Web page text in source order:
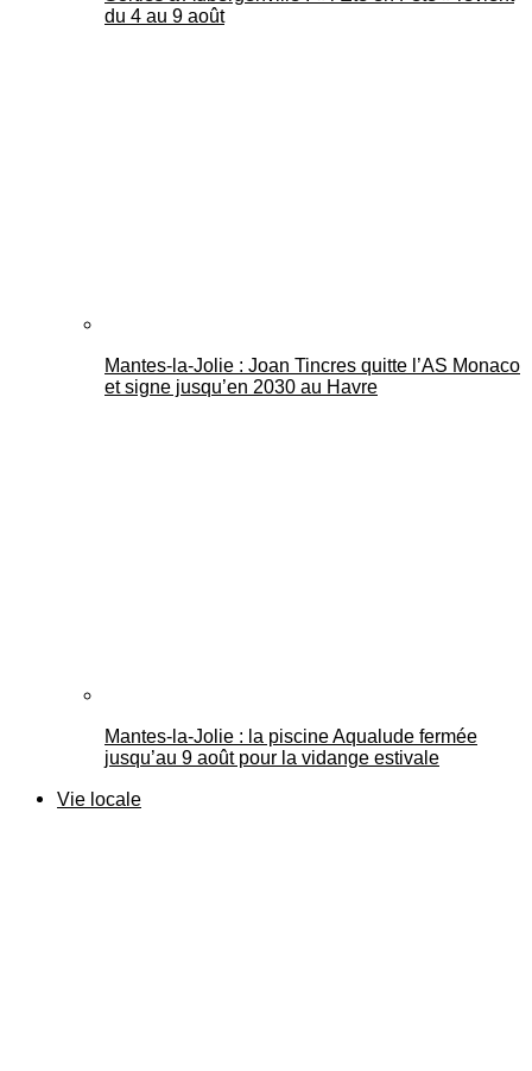
du 4 au 9 août
Mantes-la-Jolie : Joan Tincres quitte l’AS Monaco
et signe jusqu’en 2030 au Havre
Mantes-la-Jolie : la piscine Aqualude fermée
jusqu’au 9 août pour la vidange estivale
Vie locale